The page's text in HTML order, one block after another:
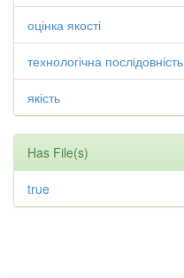
оцінка якості
технологічна послідовність
якість
Has File(s)
true